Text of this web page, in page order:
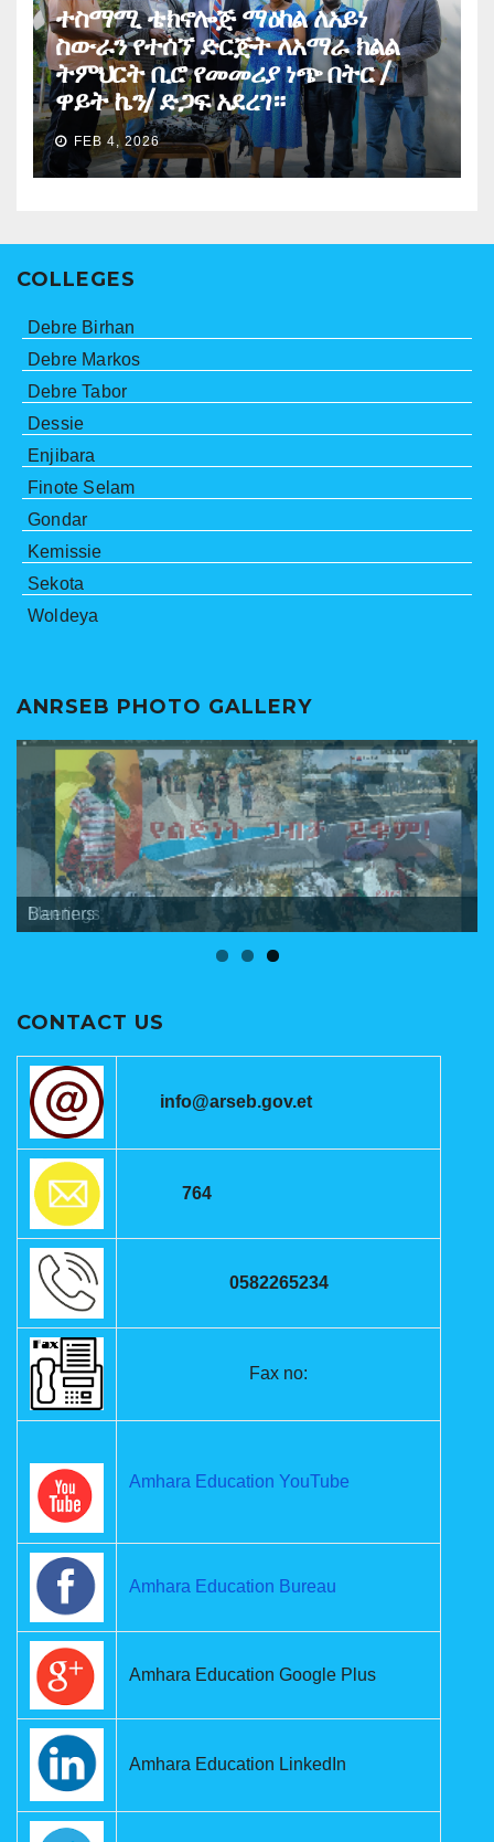
ተስማሚ ቴክኖሎጅ ማዕከል ለአይነ
ስውራን የተሰኘ ድርጅት ለአማራ ክልል
ትምህርት ቢሮ የመመሪያ ነጭ በትር /
ዋይት ኬን/ ድጋፍ አደረገ።
FEB 4, 2026
COLLEGES
Debre Birhan
Debre Markos
Debre Tabor
Dessie
Enjibara
Finote Selam
Gondar
Kemissie
Sekota
Woldeya
ANRSEB PHOTO GALLERY
ANRSEB Photo Gallery
Banners
Meetings
CONTACT US
info@arseb.gov.et
764
0582265234
Fax no:
Amhara Education YouTube
Amhara Education Bureau
Amhara Education Google Plus
Amhara Education LinkedIn